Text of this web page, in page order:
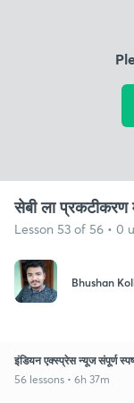
सेबी ला प्रकटीकरण
Lesson 53 of 56 • 0
Bhushan
इंडियन एक्स्प्रेस न्यूज संपूर्ण
56 lessons • 6h 37m